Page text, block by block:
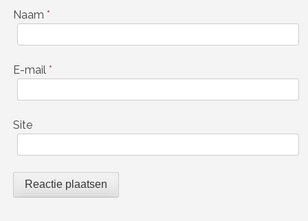
Naam *
E-mail *
Site